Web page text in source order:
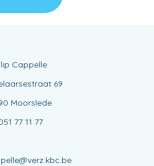
Cappelle
69
Moorslede
77 11 77